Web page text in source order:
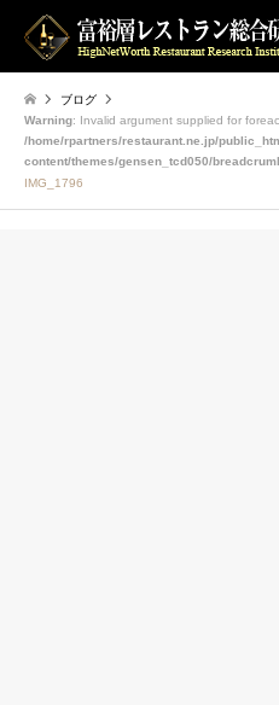
ブログ
Warning: Invalid argument supplied for
/home/rpartners/restaurant.ne.jp/
content/themes/gensen_tcd050/
IMG_1796